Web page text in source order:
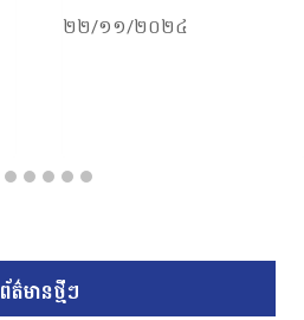
២២/១១/២០២៤
ព័ត៌មានថ្មីៗ